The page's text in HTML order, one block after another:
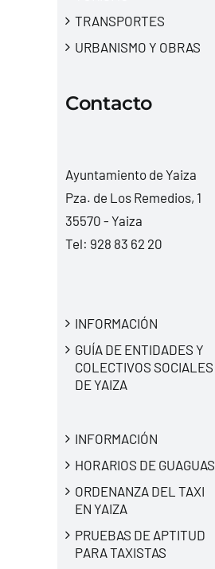
TRANSPORTES
URBANISMO Y OBRAS
Contacto
Ayuntamiento de Yaiza
Pza. de Los Remedios, 1
35570 - Yaiza
Tel: 928 83 62 20
INFORMACIÓN
GUÍA DE ENTIDADES Y
COLECTIVOS SOCIALES
DE YAIZA
INFORMACIÓN
HORARIOS DE GUAGUAS
ORDENANZA DEL TAXI
EN YAIZA
PRUEBAS DE APTITUD
PARA TAXISTAS